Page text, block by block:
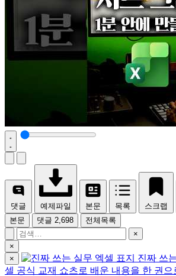
댓글 예제파일 본문 목록 스크랩
본문
댓글 2,698
전체목록
×
×
×
진짜 쓰
셀 공식 교재 쇼츠로 배운 내용을 한 권